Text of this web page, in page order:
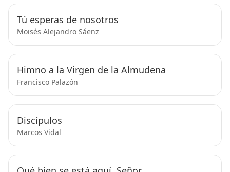
Tú esperas de nosotros
Moisés Alejandro Sáenz
Himno a la Virgen de la Almudena
Francisco Palazón
Discípulos
Marcos Vidal